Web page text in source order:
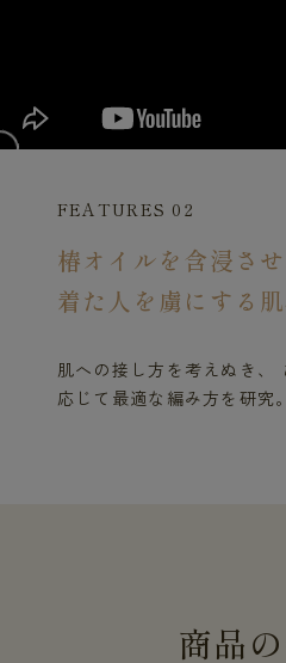
FEATURES 02
椿オイルを含浸させ
着た人を虜にする
肌への接し方を考えぬき、
応じて最適な編み方を研究。
商品の